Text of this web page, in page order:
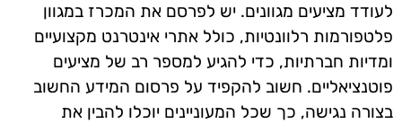
לעודד מציעים מגוונים. יש לפרסם את המכרז במגוון
פלטפורמות רלוונטיות, כולל אתרי אינטרנט מקצועיים
ומדיות חברתיות, כדי להגיע למספר רב של מציעים
פוטנציאליים. חשוב להקפיד על פרסום המידע החשוב
בצורה נגישה, כך שכל המעוניינים יוכלו להבין את